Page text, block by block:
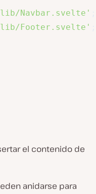
Navbar.svelte'
Footer.svelte'
el contenido de
anidarse para